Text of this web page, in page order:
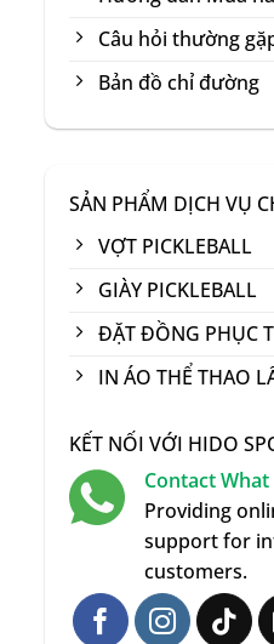
Câu hỏi thường
Bản đồ chỉ đường
SẢN PHẨM DỊCH VỤ
VỢT PICKLEBALL
GIÀY PICKLEBALL
ĐẶT ĐỒNG PHỤC
IN ÁO THỂ THAO
KẾT NỐI VỚI HIDO
Contact What
Providing
support for
customers.